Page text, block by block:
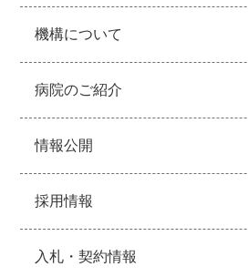
機構について
病院のご紹介
情報公開
採用情報
入札・契約情報